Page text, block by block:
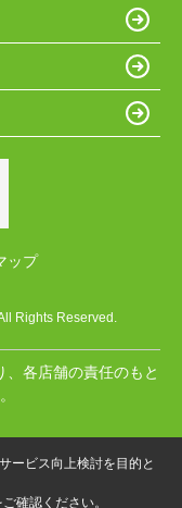
ップ
Rights Reserved.
、各店舗の責任のもと
ービス向上検討を目的と
ご確認ください。